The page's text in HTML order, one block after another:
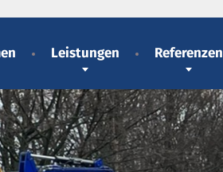
Leistungen Referenzen